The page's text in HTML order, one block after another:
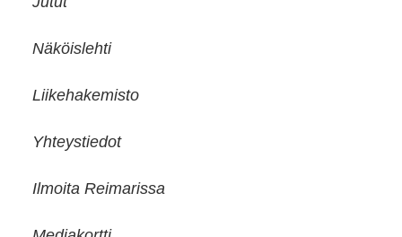
Näköislehti
Liikehakemisto
Yhteystiedot
Ilmoita Reimarissa